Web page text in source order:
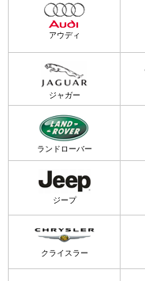
アウディ
ジャガー
ランドローバー
ジープ
クライスラー